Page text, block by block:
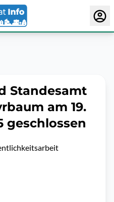
Standesamt
am 19.
geschlossen